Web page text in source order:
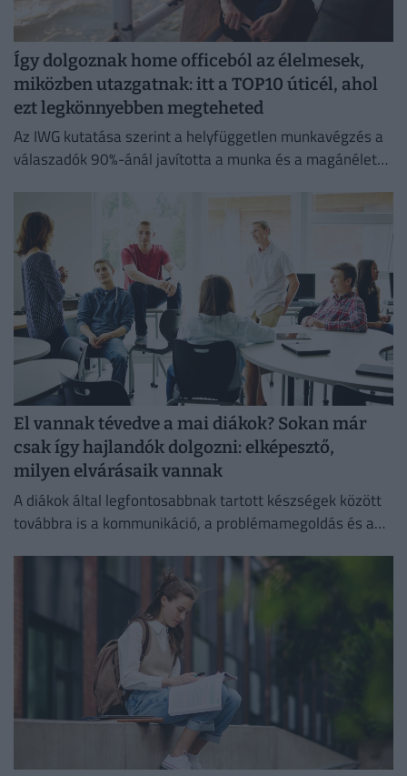
Így dolgoznak home officeból az élelmesek,
miközben utazgatnak: itt a TOP10 úticél, ahol
ezt legkönnyebben megteheted
Az IWG kutatása szerint a helyfüggetlen munkavégzés a
válaszadók 90%-ánál javította a munka és a magánélet
El vannak tévedve a mai diákok? Sokan már
csak így hajlandók dolgozni: elképesztő,
milyen elvárásaik vannak
A diákok által legfontosabbnak tartott készségek között
továbbra is a kommunikáció, a problémamegoldás és a